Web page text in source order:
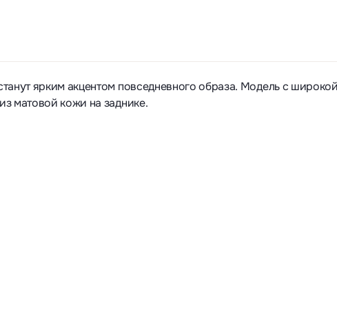
ярким акцентом повседневного образа. Модель с
матовой кожи на заднике.